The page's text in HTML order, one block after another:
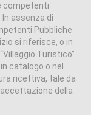
competenti
assenza di
Pubbliche
si riferisce, o in
Turistico”
catalogo o nel
ricettiva, tale da
della